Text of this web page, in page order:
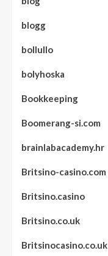
blogg
bollullo
bolyhoska
Bookkeeping
Boomerang-si.com
brainlabacademy.hr
Britsino-casino.com
Britsino.casino
Britsino.co.uk
Britsinocasino.co.uk